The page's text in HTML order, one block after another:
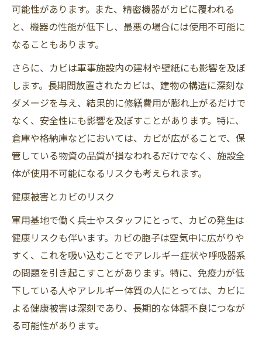
可能性があります。また、精密機器がカビに覆われる
と、機器の性能が低下し、最悪の場合には使用不可能に
なることもあります。
さらに、カビは軍事施設内の建材や壁紙にも影響を及ぼ
します。長期間放置されたカビは、建物の構造に深刻な
ダメージを与え、結果的に修繕費用が膨れ上がるだけで
なく、安全性にも影響を及ぼすことがあります。特に、
倉庫や格納庫などにおいては、カビが広がることで、保
管している物資の品質が損なわれるだけでなく、施設全
体が使用不可能になるリスクも考えられます。
健康被害とカビのリスク
軍用基地で働く兵士やスタッフにとって、カビの発生は
健康リスクも伴います。カビの胞子は空気中に広がりや
すく、これを吸い込むことでアレルギー症状や呼吸器系
の問題を引き起こすことがあります。特に、免疫力が低
下している人やアレルギー体質の人にとっては、カビに
よる健康被害は深刻であり、長期的な体調不良につなが
る可能性があります。